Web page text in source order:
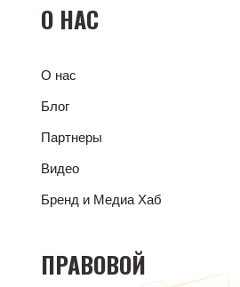
О НАС
О нас
Блог
Партнеры
Видео
Бренд и Медиа Хаб
ПРАВОВОЙ